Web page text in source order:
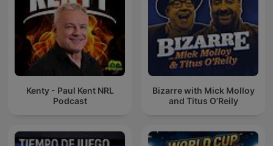
Kenty - Paul Kent NRL
Podcast
Bizarre with Mick Molloy
and Titus O’Reily